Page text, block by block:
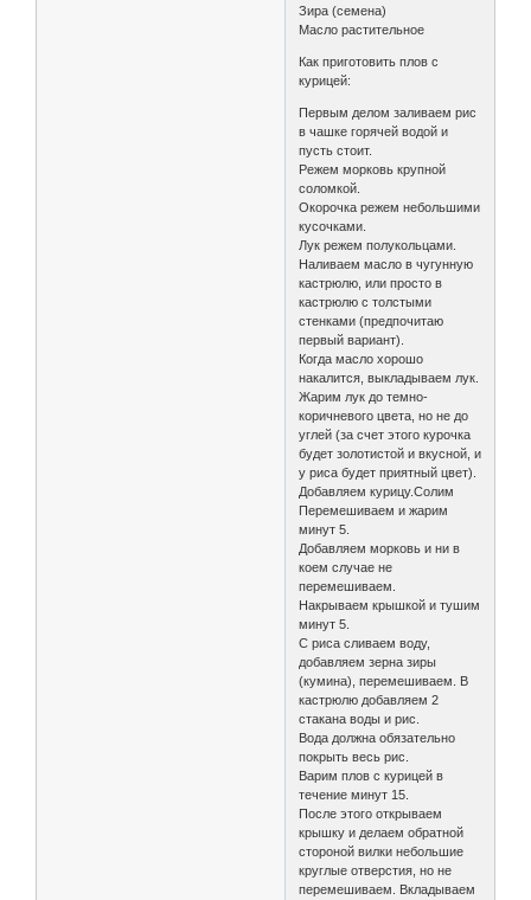
Зира (семена)
Масло растительное
Как приготовить плов с
курицей:
Первым делом заливаем рис
в чашке горячей водой и
пусть стоит.
Режем морковь крупной
соломкой.
Окорочка режем небольшими
кусочками.
Лук режем полукольцами.
Наливаем масло в чугунную
кастрюлю, или просто в
кастрюлю с толстыми
стенками (предпочитаю
первый вариант).
Когда масло хорошо
накалится, выкладываем лук.
Жарим лук до темно-
коричневого цвета, но не до
углей (за счет этого курочка
будет золотистой и вкусной, и
у риса будет приятный цвет).
Добавляем курицу.Солим
Перемешиваем и жарим
минут 5.
Добавляем морковь и ни в
коем случае не
перемешиваем.
Накрываем крышкой и тушим
минут 5.
С риса сливаем воду,
добавляем зерна зиры
(кумина), перемешиваем. В
кастрюлю добавляем 2
стакана воды и рис.
Вода должна обязательно
покрыть весь рис.
Варим плов с курицей в
течение минут 15.
После этого открываем
крышку и делаем обратной
стороной вилки небольшие
круглые отверстия, но не
перемешиваем. Вкладываем